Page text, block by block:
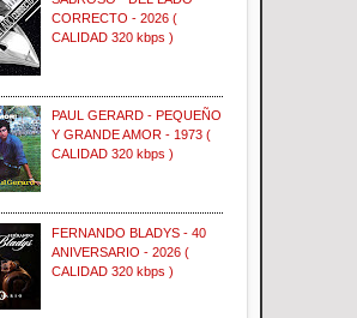
CORRECTO - 2026 (
CALIDAD 320 kbps )
PAUL GERARD - PEQUEÑO
Y GRANDE AMOR - 1973 (
CALIDAD 320 kbps )
FERNANDO BLADYS - 40
ANIVERSARIO - 2026 (
CALIDAD 320 kbps )